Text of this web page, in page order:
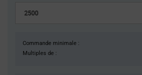
Commande minimale :
Multiples de :